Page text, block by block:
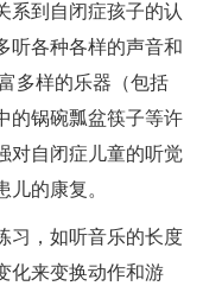
系到自闭症孩子的认
听各种各样的声音和
多样的乐器（包括
的锅碗瓢盆筷子等许
对自闭症儿童的听觉
的康复。
习，如听音乐的长度
化来变换动作和游